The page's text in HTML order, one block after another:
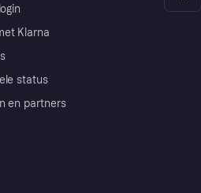
Klarna
status
en partners